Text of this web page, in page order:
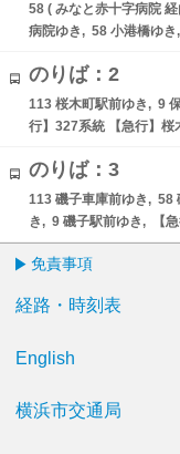
58 ( みなと赤十字病院
病院ゆき, 58 小港橋ゆ
のりば：2
113 桜木町駅前ゆき, 9
行】327系統 【急行】桜
のりば：3
113 磯子車庫前ゆき, 58
き, 9 磯子駅前ゆき, 【
免責事項
経路・時刻表
English
横浜市交通局